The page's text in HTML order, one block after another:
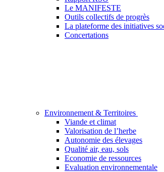
Le MANIFESTE
Outils collectifs de progrès
La plateforme des initiatives
Concertations
Environnement & Territoires
Viande et climat
Valorisation de l’herbe
Autonomie des élevages
Qualité air, eau, sols
Economie de ressources
Evaluation environnementale